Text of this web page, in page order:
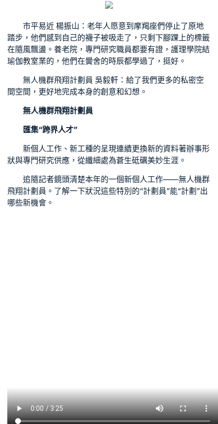
市平易近 楊振山：老年人愿意到摩羯座們停止了原地
踏步，他們感到自己的襪子被吸走了，只剩下腳踝上的標籤
在隨風飄盪。養老院，專門研究職員都要有證，護理學院結
瑜伽教室業的，他們在黌舍的時辰都學過了，挺好。
無人機群飛翔計劃員 吳毅軒：給了我們更多的私密空
間空間，更好地完成本身的創意和幻想。
無人機群飛翔計劃員
匯集“跨界人才”
新個人工作、新工種的呈現連續更換新的資料著辦事形
狀與專門研究供應，從纖細處為蒼生砥礪美妙生涯。
追隨記者鏡頭清楚本年的一個新個人工作——無人機群
飛翔計劃員。了解一下狀況這些特別的“計劃員”能“計劃”出
哪些新機會。